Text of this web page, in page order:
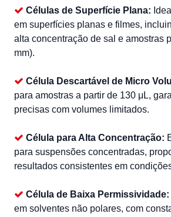
Células de Superfície Plana:
em superfícies planas e filmes,
alta concentração de sal e amostras
mm).
Célula Descartável de Micro
para amostras a partir de 130 μL,
precisas com volumes limitados.
Célula para Alta Concentração:
para suspensões concentradas,
resultados consistentes em
Célula de Baixa Permissividade:
em solventes não polares, com